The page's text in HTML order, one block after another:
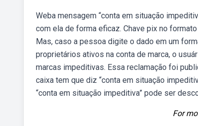
Weba mensagem “conta em situação
com ela de forma eficaz. Chave pix no
Mas, caso a pessoa digite o dado em um
proprietários ativos na conta de marca, o
marcas impeditivas. Essa reclamação foi
caixa tem que diz “conta em situação
“conta em situação impeditiva” pode ser
For